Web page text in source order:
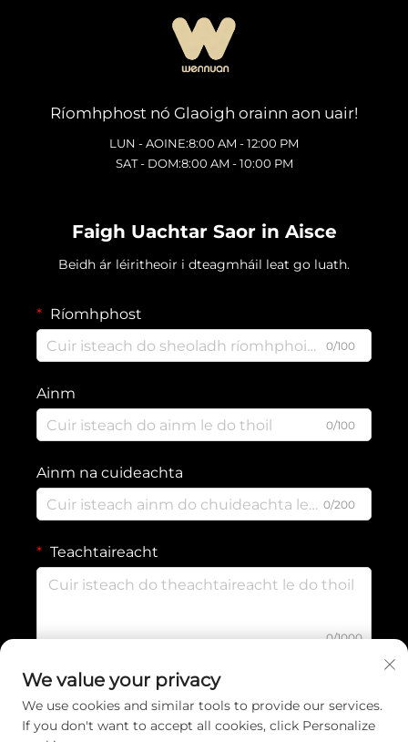
Ríomhphost nó Glaoigh orainn aon uair!
LUN - AOINE:8:00 AM - 12:00 PM
SAT - DOM:8:00 AM - 10:00 PM
Faigh Uachtar Saor in Aisce
Beidh ár léiritheoir i dteagmháil leat go luath.
Ríomhphost
0/100
Ainm
0/100
Ainm na cuideachta
0/200
Teachtaireacht
0/1000
SEOL
We value your privacy
We use cookies and similar tools to provide our services.
If you don't want to accept all cookies, click Personalize